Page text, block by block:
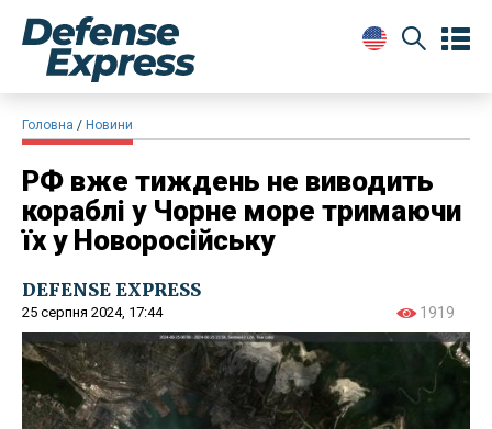
Головна Новини
РФ вже тиждень не виводить
кораблі у Чорне море тримаючи
їх у Новоросійську
DEFENSE EXPRESS
25 серпня 2024, 17:44 1919